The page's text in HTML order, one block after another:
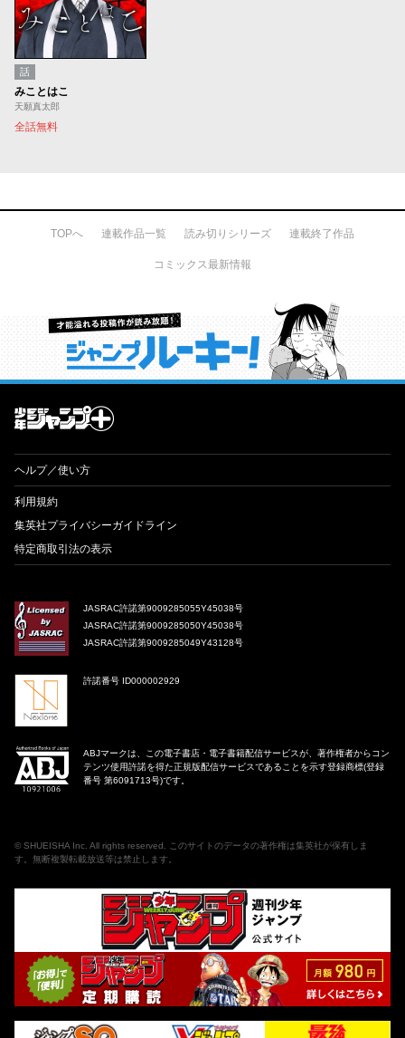
話
みことはこ
天願真太郎
全話無料
TOPへ 連載作品一覧 読み切りシリーズ 連載終了作品
コミックス最新情報
才能溢れる投稿作が読み放題！ ジャンプルーキー！
ヘルプ／使い方
利用規約
集英社プライバシーガイドライン
特定商取引法の表示
JASRAC許諾第9009285055Y45038号
JASRAC許諾第9009285050Y45038号
JASRAC許諾第9009285049Y43128号
許諾番号 ID000002929
ABJマークは、この電子書店・電子書籍配信サービスが、著作権者からコン
テンツ使用許諾を得た正規版配信サービスであることを示す登録商標(登録
番号 第6091713号)です。
© SHUEISHA Inc . All rights reserved. このサイトのデータの著作権は集英社が保有しま
す。無断複製転載放送等は禁止します。